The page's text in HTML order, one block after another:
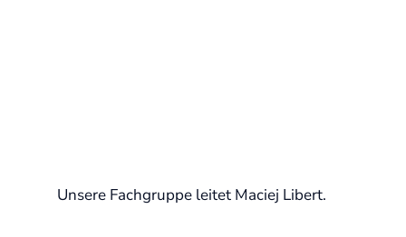
Unsere Fachgruppe leitet Maciej Libert.